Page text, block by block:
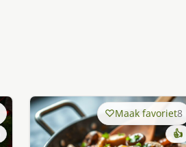
Maak favoriet8
👍